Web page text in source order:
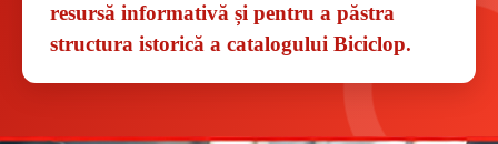
resursă informativă și pentru a păstra
structura istorică a catalogului Biciclop.